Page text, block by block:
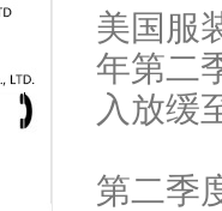
美国服
年第二
入放缓
第二季